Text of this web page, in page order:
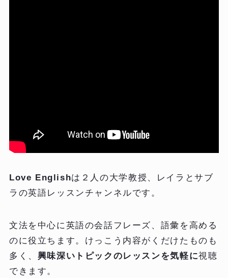
Love Englishは２人の大学教授、レイラとサブ
ラの英語レッスンチャンネルです。
文法を中心に英語の会話フレーズ、語彙を高める
のに役立ちます。けっこう内容がくだけたものも
多く、 興味深いトピックのレッスンを気軽に視聴
できます。